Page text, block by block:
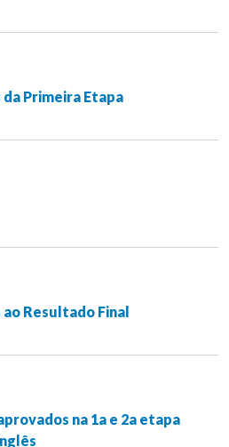
Primeira Etapa
Resultado Final
na 1a e 2a etapa